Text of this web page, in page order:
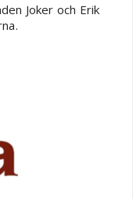
Joker och Erik